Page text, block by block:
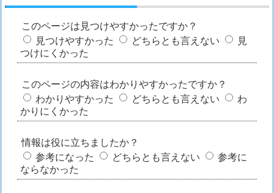
このページは見つけやすかったですか？
見つけやすかった
どちらとも言えない
見
つけにくかった
このページの内容はわかりやすかったですか？
わかりやすかった
どちらとも言えない
わ
かりにくかった
情報は役に立ちましたか？
参考になった
どちらとも言えない
参考に
ならなかった